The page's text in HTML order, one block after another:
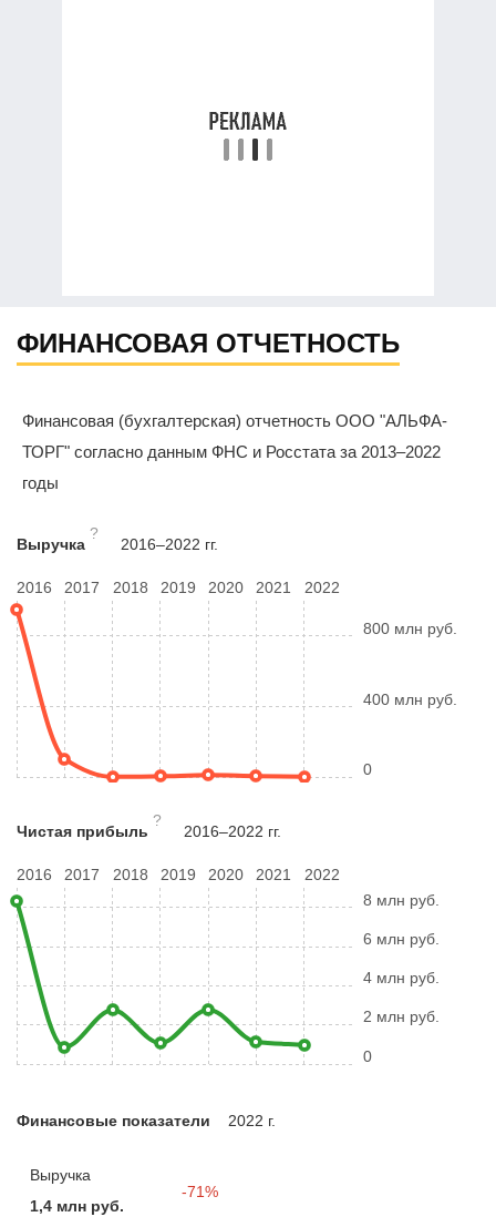
ФИНАНСОВАЯ ОТЧЕТНОСТЬ
Финансовая (бухгалтерская) отчетность ООО "АЛЬФА-
ТОРГ" согласно данным ФНС и Росстата за 2013–2022
годы
Выручка
?
2016–2022 гг.
2016 2017 2018 2019 2020 2021 2022
0
400 млн руб.
800 млн руб.
Чистая прибыль
?
2016–2022 гг.
2016 2017 2018 2019 2020 2021 2022
0
2 млн руб.
4 млн руб.
6 млн руб.
8 млн руб.
Финансовые показатели 2022 г.
Выручка
1,4 млн руб.
-71%